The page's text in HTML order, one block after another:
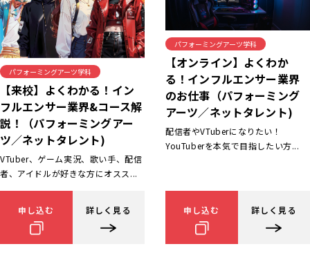
パフォーミングアーツ学科
【来校】よくわかる！イン
フルエンサー業界&コース解
説！（パフォーミングアー
ツ／ネットタレント)
VTuber、ゲーム実況、歌い手、配信
者、アイドルが好きな方にオスス...
申し込む 詳しく見る
パフォーミングアーツ学科
【オンライン】よくわか
る！インフルエンサー業界
のお仕事（パフォーミング
アーツ／ネットタレント)
配信者やVTuberになりたい！
YouTuberを本気で目指したい方...
申し込む 詳しく見る